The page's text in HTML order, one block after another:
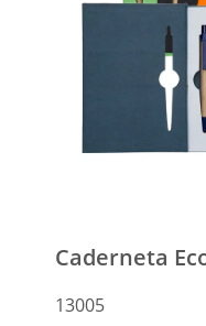
Caderneta
13005